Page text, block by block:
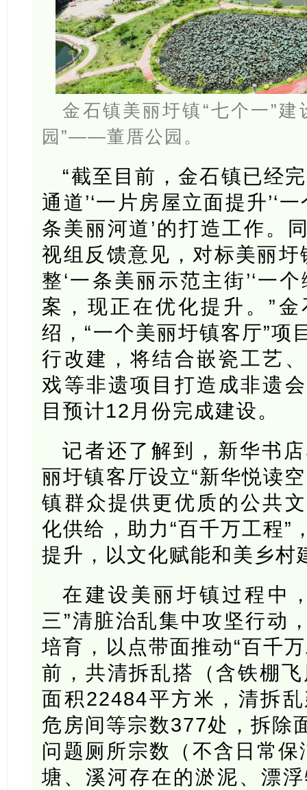
金石镇美丽圩镇“七个一”
园”——董厝公园。
“截至目前，金石镇已经
通道’‘一片房屋立面提升’‘
条美丽河道’的打造工作。
视组反馈意见，对标美丽圩
整‘一条美丽示范主街’‘一
案，现正在优化提升。”
绍，“一个美丽圩镇客厅”项
行改建，将结合嵌瓷工艺
戏等非遗项目打造成非遗
目预计12月份完成建设。
记者还了解到，新华书
丽圩镇客厅设立“新华悦读
镇群众提供更优质的公共
化供给，助力“百千万工程”
提升，以文化赋能和美乡村
在建设美丽圩镇过程中
三”清脏治乱集中攻坚行动
培育，以点带面推动“百千
前，共清拆乱搭（含铁棚
面积22484平方米，清拆
危房间等宗数377处，拆除
问题厕所宗数（不含日常
塘、溪河存在的淤泥、漂